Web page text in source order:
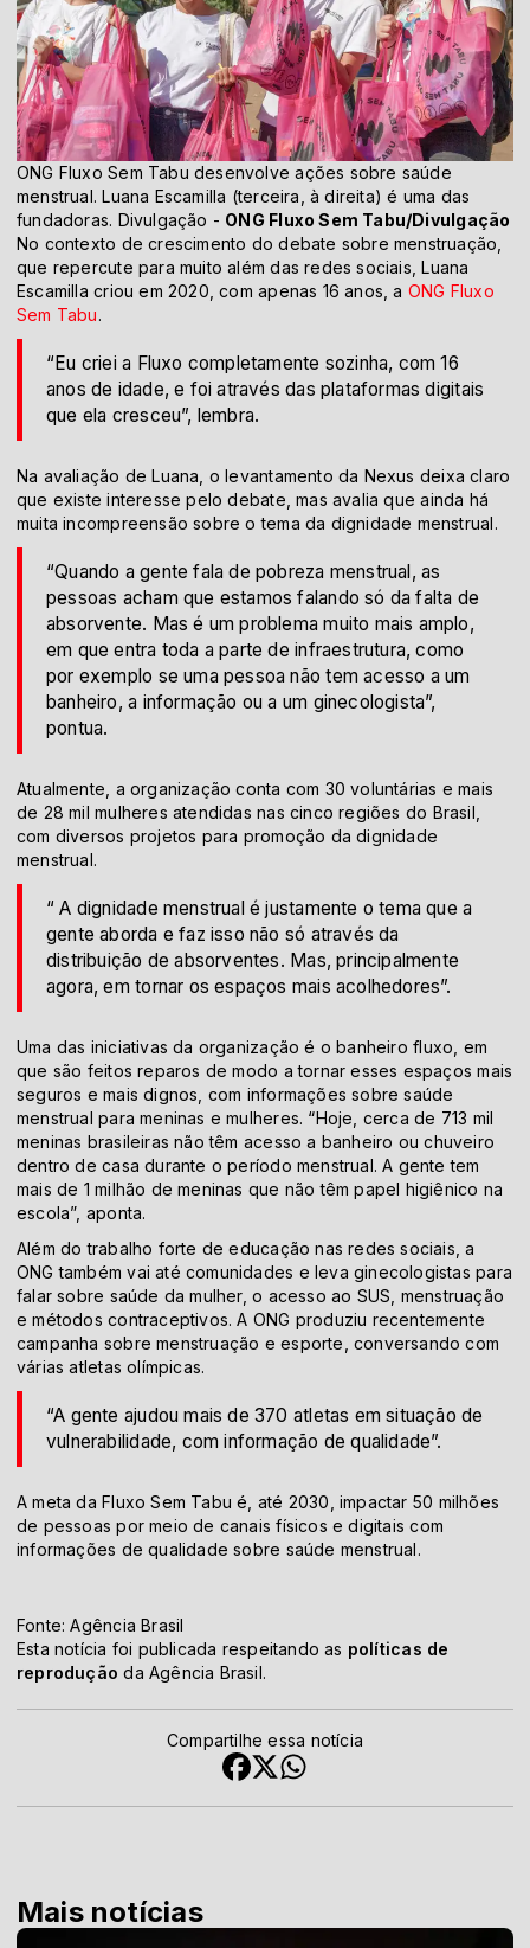
ONG Fluxo Sem Tabu desenvolve ações sobre saúde
menstrual. Luana Escamilla (terceira, à direita) é uma das
fundadoras. Divulgação - ONG Fluxo Sem Tabu/Divulgação
No contexto de crescimento do debate sobre menstruação,
que repercute para muito além das redes sociais, Luana
Escamilla criou em 2020, com apenas 16 anos, a ONG Fluxo
Sem Tabu.
“Eu criei a Fluxo completamente sozinha, com 16
anos de idade, e foi através das plataformas digitais
que ela cresceu”, lembra.
Na avaliação de Luana, o levantamento da Nexus deixa claro
que existe interesse pelo debate, mas avalia que ainda há
muita incompreensão sobre o tema da dignidade menstrual.
“Quando a gente fala de pobreza menstrual, as
pessoas acham que estamos falando só da falta de
absorvente. Mas é um problema muito mais amplo,
em que entra toda a parte de infraestrutura, como
por exemplo se uma pessoa não tem acesso a um
banheiro, a informação ou a um ginecologista”,
pontua.
Atualmente, a organização conta com 30 voluntárias e mais
de 28 mil mulheres atendidas nas cinco regiões do Brasil,
com diversos projetos para promoção da dignidade
menstrual.
“ A dignidade menstrual é justamente o tema que a
gente aborda e faz isso não só através da
distribuição de absorventes. Mas, principalmente
agora, em tornar os espaços mais acolhedores”.
Uma das iniciativas da organização é o banheiro fluxo, em
que são feitos reparos de modo a tornar esses espaços mais
seguros e mais dignos, com informações sobre saúde
menstrual para meninas e mulheres. “Hoje, cerca de 713 mil
meninas brasileiras não têm acesso a banheiro ou chuveiro
dentro de casa durante o período menstrual. A gente tem
mais de 1 milhão de meninas que não têm papel higiênico na
escola”, aponta.
Além do trabalho forte de educação nas redes sociais, a
ONG também vai até comunidades e leva ginecologistas para
falar sobre saúde da mulher, o acesso ao SUS, menstruação
e métodos contraceptivos. A ONG produziu recentemente
campanha sobre menstruação e esporte, conversando com
várias atletas olímpicas.
“A gente ajudou mais de 370 atletas em situação de
vulnerabilidade, com informação de qualidade”.
A meta da Fluxo Sem Tabu é, até 2030, impactar 50 milhões
de pessoas por meio de canais físicos e digitais com
informações de qualidade sobre saúde menstrual.
Fonte: Agência Brasil
Esta notícia foi publicada respeitando as políticas de
reprodução da Agência Brasil.
Compartilhe essa notícia
Mais notícias